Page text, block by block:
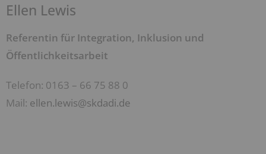
Ellen Lewis
Referentin für Integration, Inklusion und
Öffentlichkeitsarbeit
Telefon: 0163 – 66 75 88 0
Mail: ellen.lewis@skdadi.de